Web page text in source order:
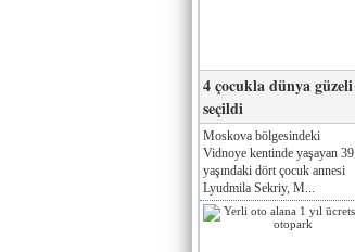
4 çocukla dünya güzeli
seçildi
Moskova bölgesindeki
Vidnoye kentinde yaşayan 39
yaşındaki dört çocuk annesi
Lyudmila Sekriy, M...